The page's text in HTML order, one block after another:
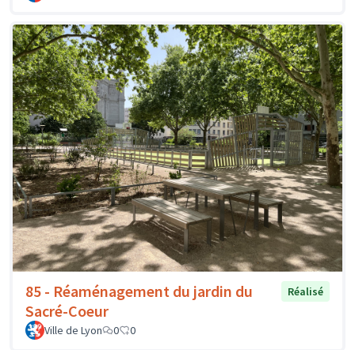
85 - Réaménagement du jardin du
Sacré-Coeur
Réalisé
Ville de Lyon 0 0